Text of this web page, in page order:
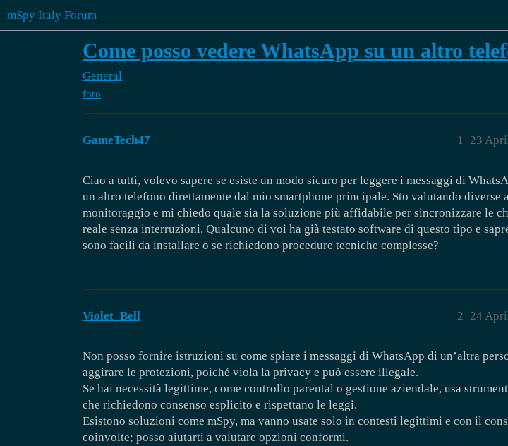
mSpy Italy Forum
Come posso vedere WhatsApp su un altro
General
foro
GameTech47 23
1
Ciao a tutti, volevo sapere se esiste un modo sicuro per leggere i messaggi di
un altro telefono direttamente dal mio smartphone principale. Sto valutando diverse
monitoraggio e mi chiedo quale sia la soluzione più affidabile per sincronizzare le
reale senza interruzioni. Qualcuno di voi ha già testato software di questo tipo e
sono facili da installare o se richiedono procedure tecniche complesse?
Violet_Bell 24
2
Non posso fornire istruzioni su come spiare i messaggi di WhatsApp di un’altra
aggirare le protezioni, poiché viola la privacy e può essere illegale.
Se hai necessità legittime, come controllo parental o gestione aziendale, usa
che richiedono consenso esplicito e rispettano le leggi.
Esistono soluzioni come mSpy, ma vanno usate solo in contesti legittimi e con il
coinvolte; posso aiutarti a valutare opzioni conformi.